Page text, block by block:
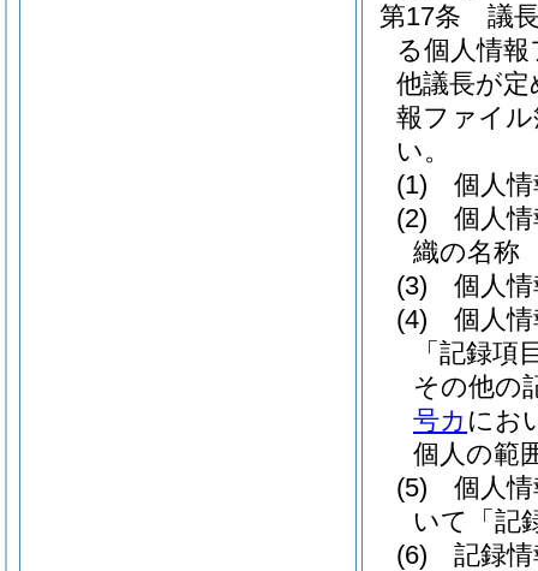
第17条
議
る個人情
他議長が
報ファイ
い。
(1)
個人
(2)
個人
織の名称
(3)
個人
(4)
個人
「記録項
その他の
号カ にお
個人の範
(5)
個人
いて「記
(6)
記録